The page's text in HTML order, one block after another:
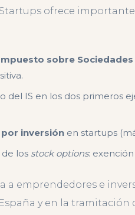
ofrece
Impuesto sobre Sociedades
del IS en los dos primeros
por inversión en startups
los stock options:
a emprendedores e
y en la tramitación